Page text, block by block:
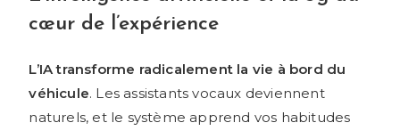
cœur de l’expérience
L’IA transforme radicalement la vie à bord du
véhicule. Les assistants vocaux deviennent
naturels, et le système apprend vos habitudes